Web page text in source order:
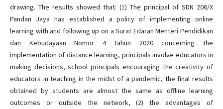
drawing. The results showed that: (1) The principal of SDN 206/X
Pandan Jaya has established a policy of implementing online
learning with and following up on a Surat Edaran Menteri Pendidikan
dan Kebudayaan Nomor 4 Tahun 2020 concerning the
implementation of distance learning, principals involve educators in
making decisions, school principals encouraging the creativity of
educators in teaching in the midst of a pandemic, the final results
obtained by students are almost the same as offline learning
outcomes or outside the network, (2) the advantages of